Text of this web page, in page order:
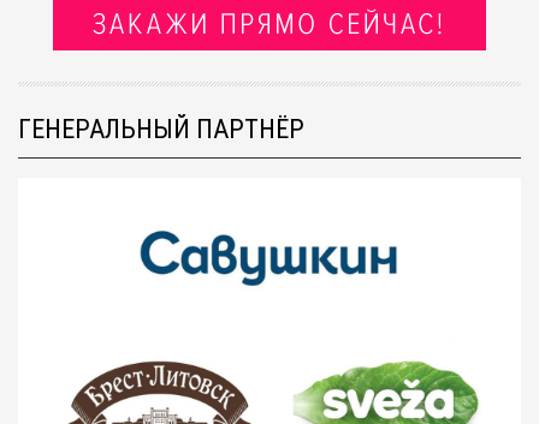
ГЕНЕРАЛЬНЫЙ ПАРТНЁР